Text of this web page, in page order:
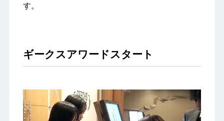
す。
ギークスアワードスタート